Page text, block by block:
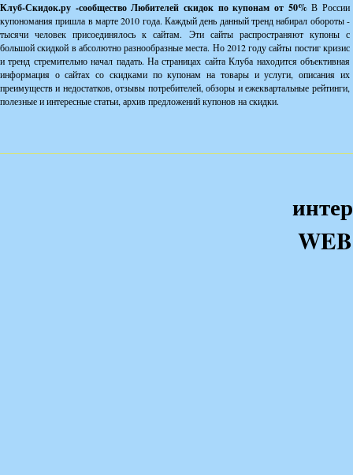
Клуб-Скидок.ру -сообщество Любителей скидок по купонам от 50%В России
купономания пришла в марте 2010 года. Каждый день данный тренд набирал обороты -
тысячи человек присоединялось к сайтам. Эти сайты распространяют купоны с
большой скидкой в абсолютно разнообразные места. Но 2012 году сайты постиг кризис
и тренд стремительно начал падать. На страницах сайта Клуба находится объективная
информация о сайтах со скидками по купонам на товары и услуги, описания их
преимуществ и недостатков, отзывы потребителей, обзоры и ежеквартальные рейтинги,
полезные и интересные статьи, архив предложений купонов на скидки.